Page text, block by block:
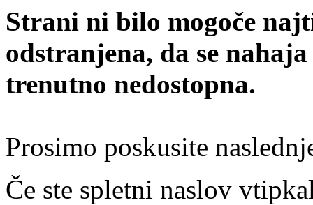
Strani ni bilo mogoče
odstranjena, da se
trenutno nedostopna.
Prosimo poskusite
Če ste spletni naslov